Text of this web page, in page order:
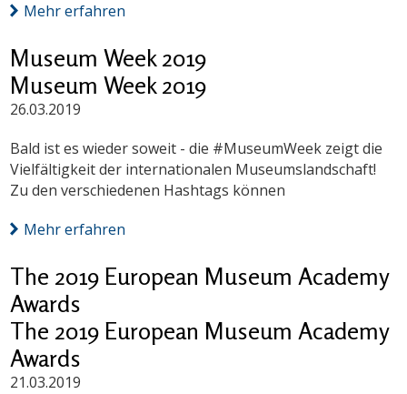
Mehr erfahren
Museum Week 2019
Museum Week 2019
26.03.2019
Bald ist es wieder soweit - die #MuseumWeek zeigt die
Vielfältigkeit der internationalen Museumslandschaft!
Zu den verschiedenen Hashtags können
Mehr erfahren
The 2019 European Museum Academy
Awards
The 2019 European Museum Academy
Awards
21.03.2019